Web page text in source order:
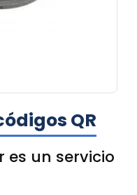
QR
es un servicio